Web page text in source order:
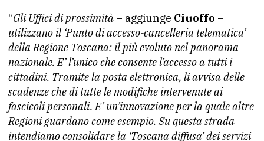
“Gli Uffici di prossimità – aggiunge Ciuoffo –
utilizzano il ‘Punto di accesso-cancelleria telematica’
della Regione Toscana: il più evoluto nel panorama
nazionale. E’ l’unico che consente l’accesso a tutti i
cittadini. Tramite la posta elettronica, li avvisa delle
scadenze che di tutte le modifiche intervenute ai
fascicoli personali. E’ un’innovazione per la quale altre
Regioni guardano come esempio. Su questa strada
intendiamo consolidare la ‘Toscana diffusa’ dei servizi